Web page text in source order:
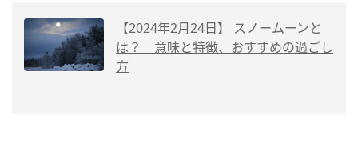
【2024年2月24日】 スノームーンと
は？ 意味と特徴、おすすめの過ごし
方